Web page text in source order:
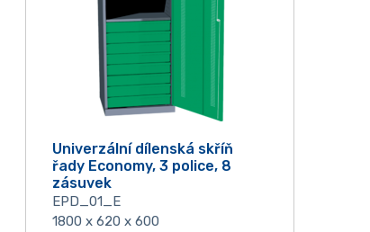
Univerzální dílenská skříň
řady Economy, 3 police, 8
zásuvek
EPD_01_E
1800 x 620 x 600